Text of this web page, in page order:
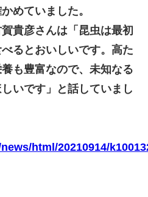
めていました。
貴彦さんは「昆虫は最初
るとおいしいです。高た
も豊富なので、未知なる
いです」と話していまし
html/20210914/